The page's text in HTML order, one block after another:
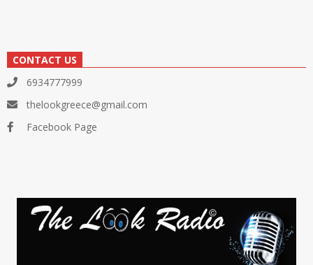
CONTACT US
6934777999
thelookgreece@gmail.com
Facebook Page